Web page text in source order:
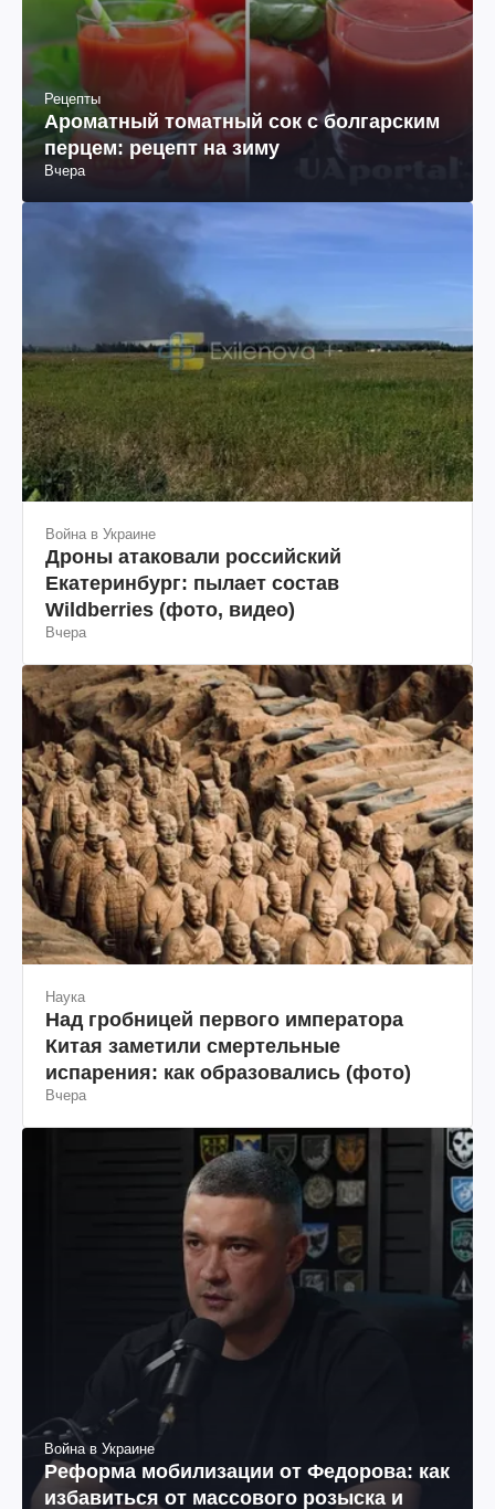
Рецепты
Ароматный томатный сок с болгарским
перцем: рецепт на зиму
Вчера
Война в Украине
Дроны атаковали российский
Екатеринбург: пылает состав
Wildberries (фото, видео)
Вчера
Наука
Над гробницей первого императора
Китая заметили смертельные
испарения: как образовались (фото)
Вчера
Война в Украине
Реформа мобилизации от Федорова: как
избавиться от массового розыска и